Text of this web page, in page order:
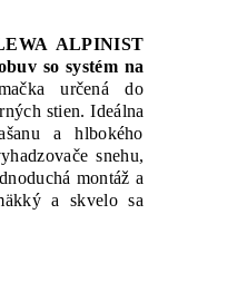
ALPINIST
so systém na
určená do
stien. Ideálna
a hlbokého
snehu,
montáž a
a skvelo sa